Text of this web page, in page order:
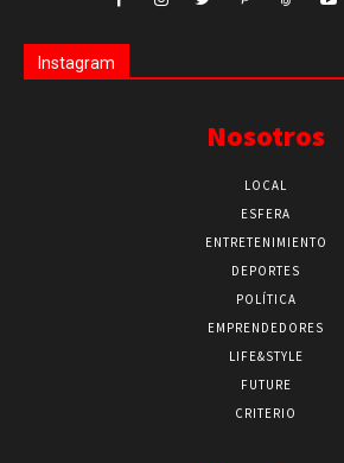
Instagram
Nosotros
LOCAL
ESFERA
ENTRETENIMIENTO
DEPORTES
POLÍTICA
EMPRENDEDORES
LIFE&STYLE
FUTURE
CRITERIO